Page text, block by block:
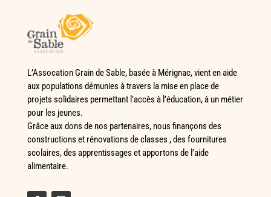
L’Assocation Grain de Sable, basée à Mérignac, vient en aide
aux populations démunies à travers la mise en place de
projets solidaires permettant l’accès à l’éducation, à un métier
pour les jeunes.
Grâce aux dons de nos partenaires, nous finançons des
constructions et rénovations de classes , des fournitures
scolaires, des apprentissages et apportons de l’aide
alimentaire.